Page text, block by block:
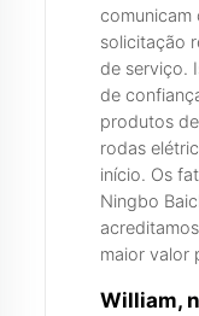
comunicam
solicitação
de serviço.
de
produtos
rodas
início. Os
Ningbo
maior valor
William,